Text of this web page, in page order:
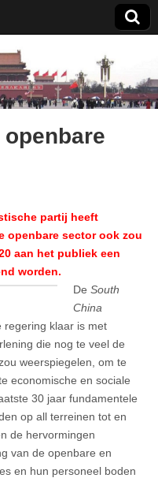
partij heeft
openbare sector ook zou
aan het publiek een
worden.
De South
China
klaar is met
die nog te veel de
weerspiegelen, om te
economische en sociale
30 jaar fundamentele
op all terreinen tot en
de hervormingen
van de openbare en
en hun personeel boden